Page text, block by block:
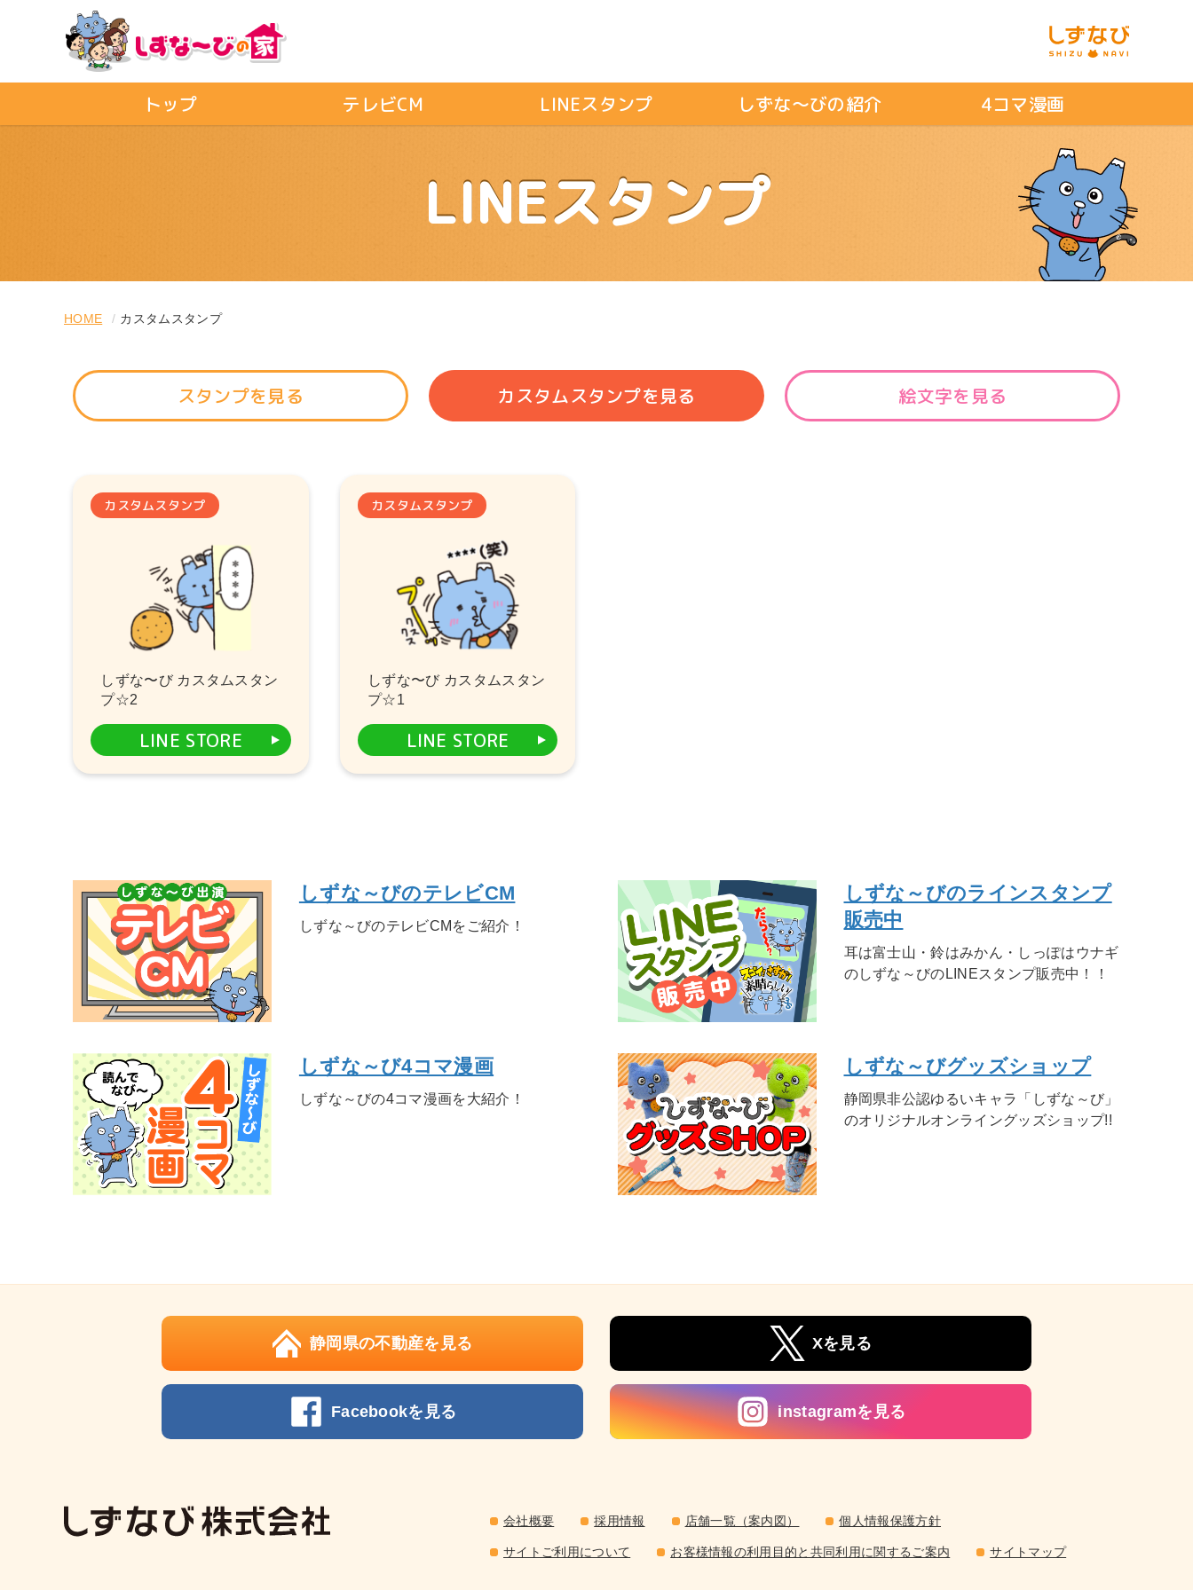
トップ テレビCM LINEスタンプ しずな～びの紹介 4コマ漫画
LINEスタンプ
HOME カスタムスタンプ
スタンプを見る カスタムスタンプを見る 絵文字を見る
カスタムスタンプ
しずな〜び カスタムスタン
プ☆2
LINE STORE
カスタムスタンプ
しずな〜び カスタムスタン
プ☆1
LINE STORE
しずな～びのテレビCM
しずな～びのテレビCMをご紹介！
しずな～びのラインスタンプ
販売中
耳は富士山・鈴はみかん・しっぽはウナギ
のしずな～びのLINEスタンプ販売中！！
しずな～び4コマ漫画
しずな～びの4コマ漫画を大紹介！
しずな～びグッズショップ
静岡県非公認ゆるいキャラ「しずな～び」
のオリジナルオンライングッズショップ!!
静岡県の不動産を見る Xを見る
Facebookを見る instagramを見る
会社概要 採用情報 店舗一覧（案内図） 個人情報保護方針
サイトご利用について お客様情報の利用目的と共同利用に関するご案内 サイトマップ